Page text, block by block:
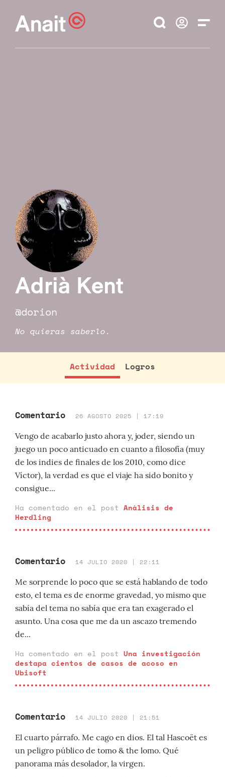
Adrià Kent
@dorion
No quieras saberlo.
Actividad Logros
Comentario 26 AGOSTO 2025 | 17:19
Vengo de acabarlo justo ahora y, joder, siendo un
juego un poco anticuado en cuanto a filosofía (muy
de los indies de finales de los 2010, como dice
Víctor), la verdad es que el viaje ha sido bonito y
consigue...
Ha comentado en el post Análisis de
Herdling
Comentario 14 JULIO 2020 | 22:11
Me sorprende lo poco que se está hablando de todo
esto, el tema es de enorme gravedad, yo mismo que
sabía del tema no sabía que era tan exagerado el
asunto. Una cosa que me da un ascazo tremendo
de...
Ha comentado en el post Una investigación
destapa cientos de casos de acoso en
Ubisoft
Comentario 14 JULIO 2020 | 21:51
El cuarto párrafo. Me cago en dios. El tal Hascoët es
un peligro público de tomo & the lomo. Qué
panorama más desolador, la virgen.